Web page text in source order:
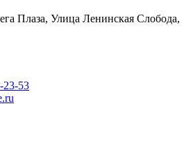
Плаза, Улица Ленинская Слобода,
23-53